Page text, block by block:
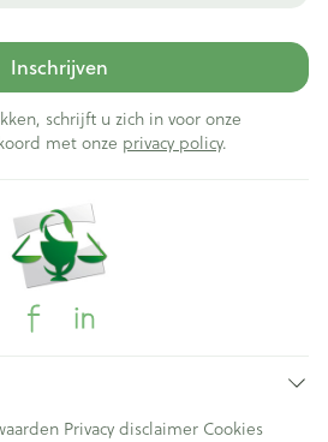
Inschrijven
schrijft u zich in voor onze
met onze privacy policy.
Privacy disclaimer Cookies